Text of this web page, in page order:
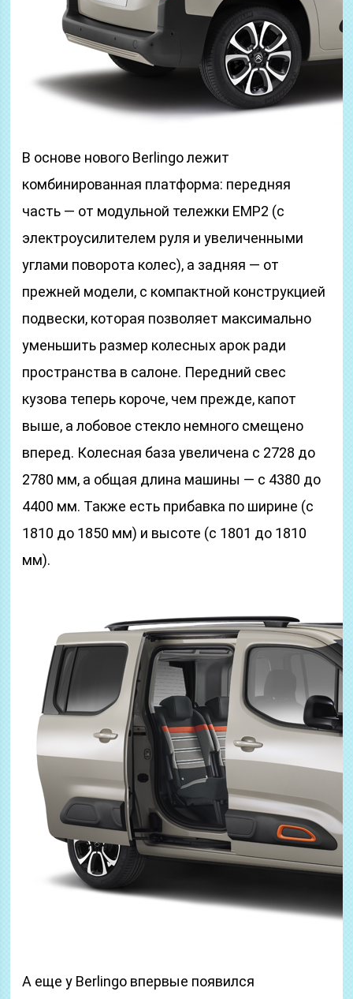
В основе нового Berlingo лежит
комбинированная платформа: передняя
часть — от модульной тележки EMP2 (с
электроусилителем руля и увеличенными
углами поворота колес), а задняя — от
прежней модели, с компактной конструкцией
подвески, которая позволяет максимально
уменьшить размер колесных арок ради
пространства в салоне. Передний свес
кузова теперь короче, чем прежде, капот
выше, а лобовое стекло немного смещено
вперед. Колесная база увеличена с 2728 до
2780 мм, а общая длина машины — с 4380 до
4400 мм. Также есть прибавка по ширине (с
1810 до 1850 мм) и высоте (с 1801 до 1810
мм).
А еще у Berlingo впервые появился